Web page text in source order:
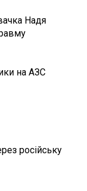
Надя
на АЗС
російську